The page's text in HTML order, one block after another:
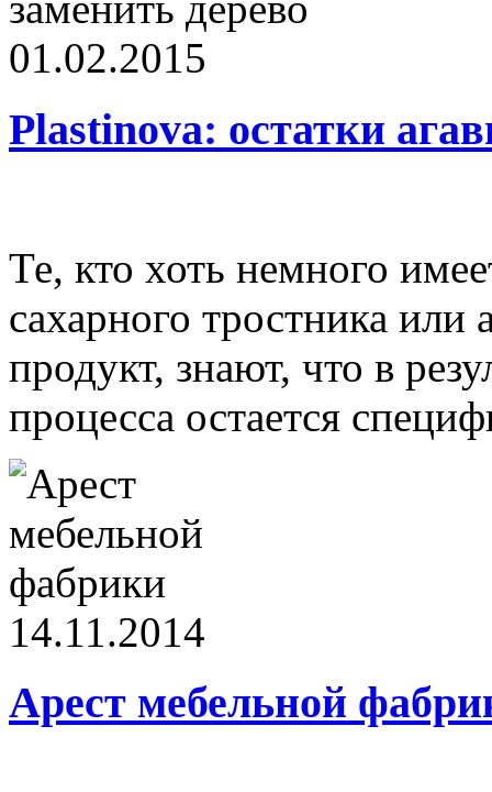
01.02.2015
Plastinova: остатки
Те, кто хоть немного
сахарного тростника
продукт, знают, что в
процесса остается
14.11.2014
Арест мебельной